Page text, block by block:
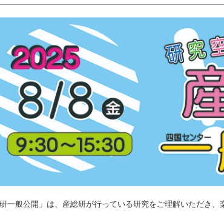
研一般公開」は、産総研が行っている研究をご理解いただき